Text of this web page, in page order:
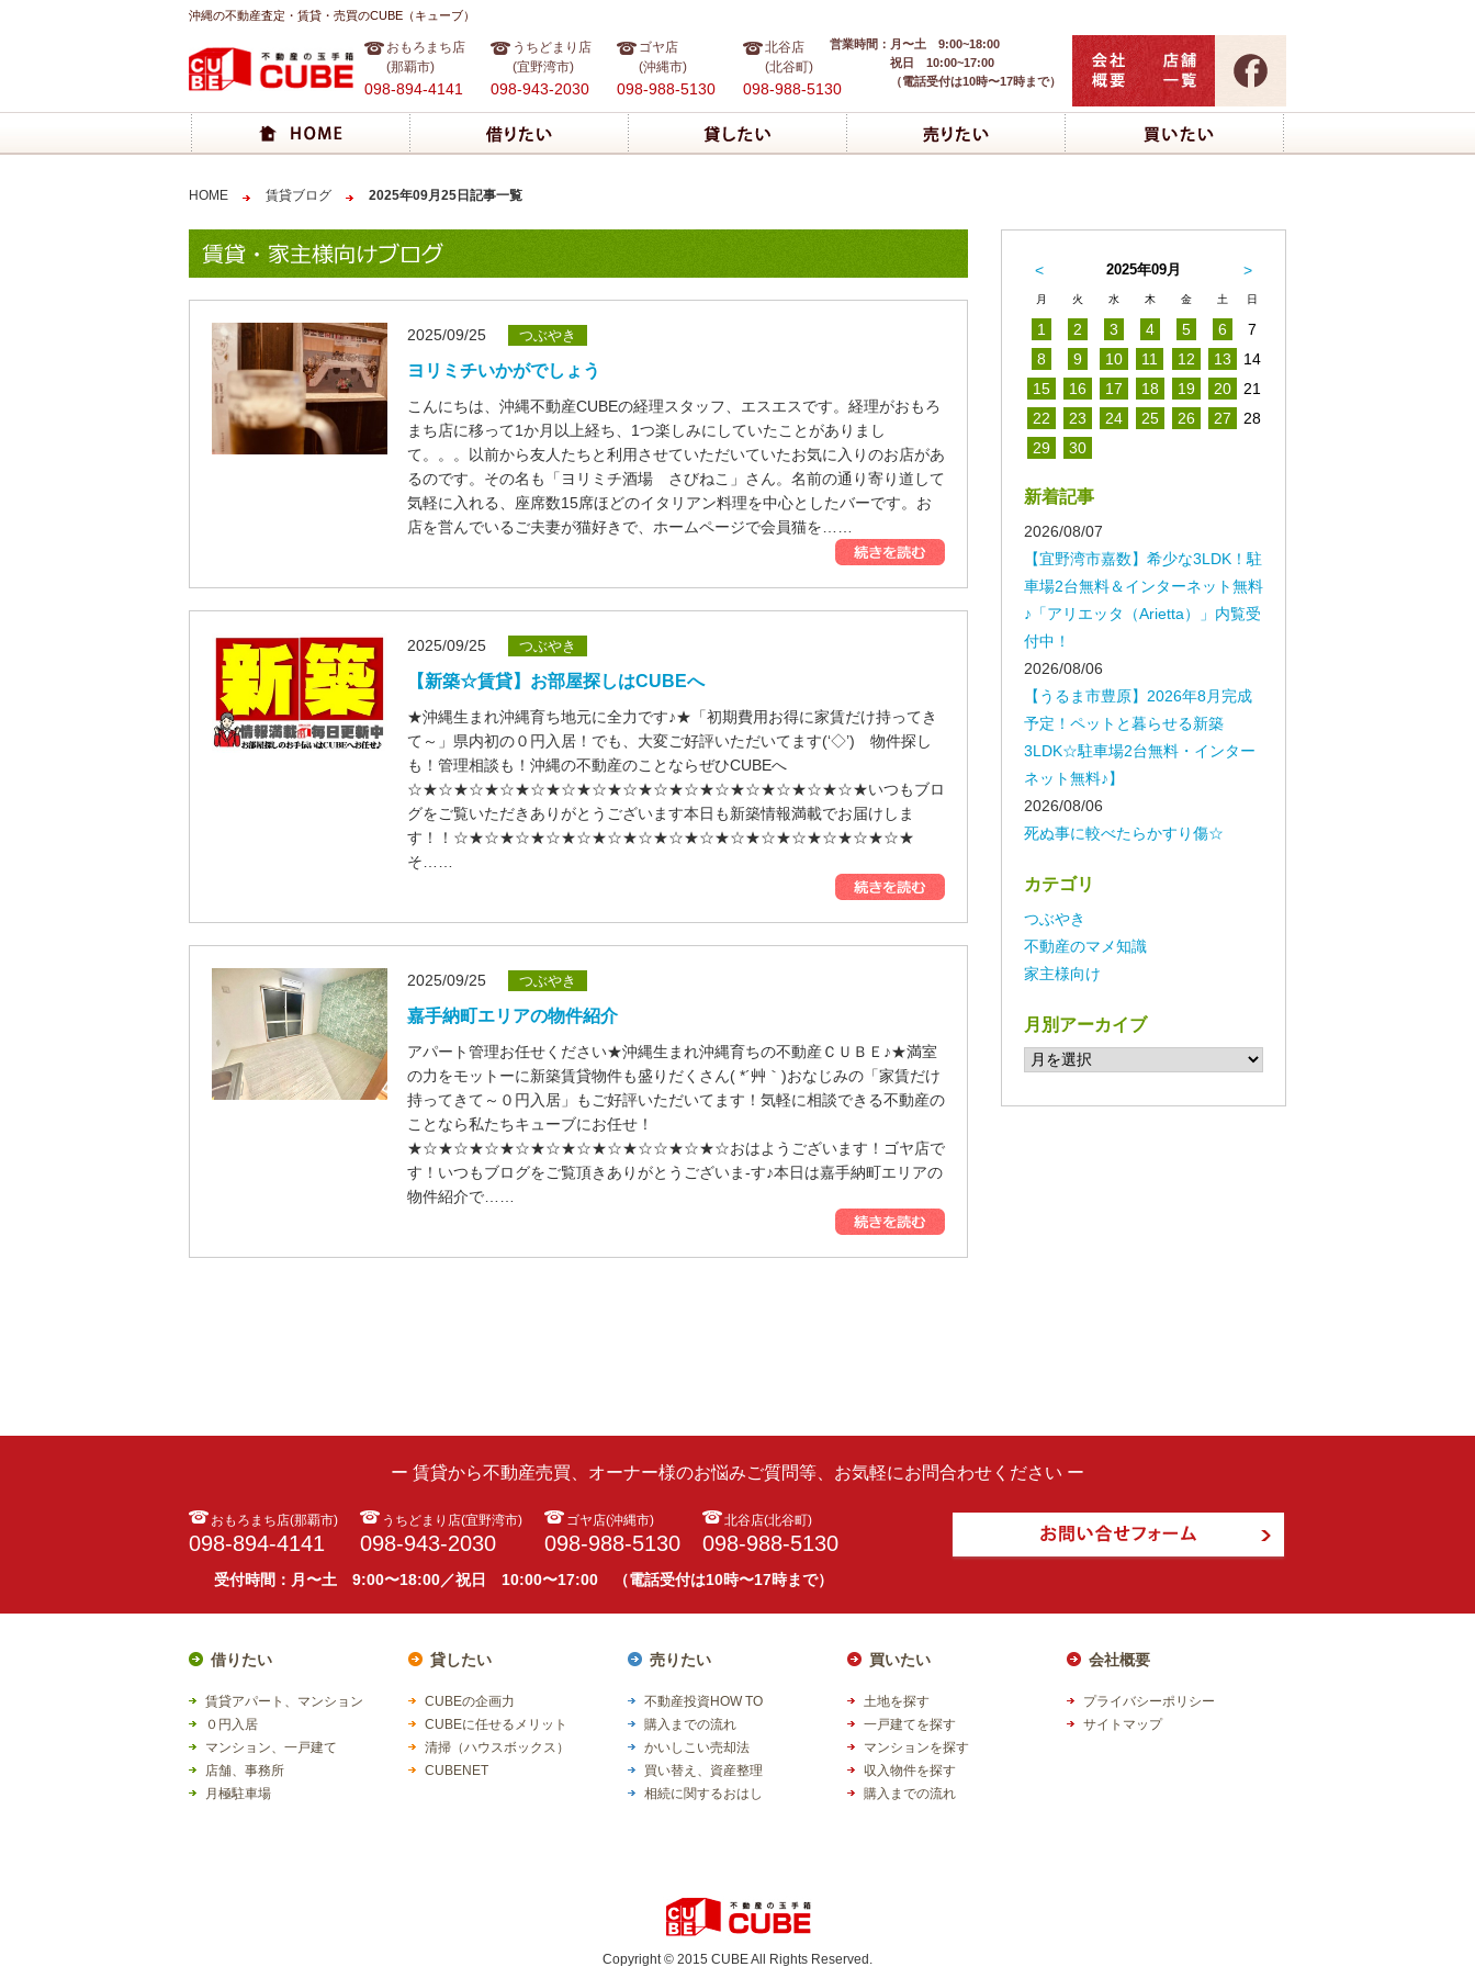
沖縄の不動産査定・賃貸・売買のCUBE（キューブ）
おもろまち店
(那覇市)
098-894-4141
うちどまり店
(宜野湾市)
098-943-2030
ゴヤ店
(沖縄市)
098-988-5130
北谷店
(北谷町)
098-988-5130
営業時間： 月〜土 9:00~18:00
祝日 10:00~17:00
（電話受付は10時〜17時まで）
HOME 賃貸ブログ 2025年09月25日記事一覧
2025/09/25 つぶやき
ヨリミチいかがでしょう
こんにちは、沖縄不動産CUBEの経理スタッフ、エスエスです。経理がおもろ
まち店に移って1か月以上経ち、1つ楽しみにしていたことがありまし
て。。。以前から友人たちと利用させていただいていたお気に入りのお店があ
るのです。その名も「ヨリミチ酒場 さびねこ」さん。名前の通り寄り道して
気軽に入れる、座席数15席ほどのイタリアン料理を中心としたバーです。お
店を営んでいるご夫妻が猫好きで、ホームページで会員猫を……
2025/09/25 つぶやき
【新築☆賃貸】お部屋探しはCUBEへ
★沖縄生まれ沖縄育ち地元に全力です♪★「初期費用お得に家賃だけ持ってき
て～」県内初の０円入居！でも、大変ご好評いただいてます(‘◇’)ゞ物件探し
も！管理相談も！沖縄の不動産のことならぜひCUBEへ
☆★☆★☆★☆★☆★☆★☆★☆★☆★☆★☆★☆★☆★☆★☆★いつもブロ
グをご覧いただきありがとうございます本日も新築情報満載でお届けしま
す！！☆★☆★☆★☆★☆★☆★☆★☆★☆★☆★☆★☆★☆★☆★☆★
そ……
2025/09/25 つぶやき
嘉手納町エリアの物件紹介
アパート管理お任せください★沖縄生まれ沖縄育ちの不動産ＣＵＢＥ♪★満室
の力をモットーに新築賃貸物件も盛りだくさん( *´艸｀)おなじみの「家賃だけ
持ってきて～０円入居」もご好評いただいてます！気軽に相談できる不動産の
ことなら私たちキューブにお任せ！
★☆★☆★☆★☆★☆★☆★☆★☆☆★☆★☆おはようございます！ゴヤ店で
す！いつもブログをご覧頂きありがとうございま-す♪本日は嘉手納町エリアの
物件紹介で……
2025年09月
月 火 水 木 金 土 日
1 2 3 4 5 6
7
8
9 10 11 12 13
14
15
16 17 18 19 20
21
22
23 24 25 26 27
28
29
30
< >
新着記事
2026/08/07
【宜野湾市嘉数】希少な3LDK！駐
車場2台無料＆インターネット無料
♪「アリエッタ（Arietta）」内覧受
付中！
2026/08/06
【うるま市豊原】2026年8月完成
予定！ペットと暮らせる新築
3LDK☆駐車場2台無料・インター
ネット無料♪】
2026/08/06
死ぬ事に較べたらかすり傷☆
カテゴリ
つぶやき
不動産のマメ知識
家主様向け
月別アーカイブ
ー 賃貸から不動産売買、オーナー様のお悩みご質問等、お気軽にお問合わせください ー
おもろまち店(那覇市)
098-894-4141
うちどまり店(宜野湾市)
098-943-2030
ゴヤ店(沖縄市)
098-988-5130
北谷店(北谷町)
098-988-5130
受付時間：月〜土 9:00〜18:00／祝日 10:00〜17:00 （電話受付は10時〜17時まで）
借りたい
賃貸アパート、マンション
０円入居
マンション、一戸建て
店舗、事務所
月極駐車場
貸したい
CUBEの企画力
CUBEに任せるメリット
清掃（ハウスボックス）
CUBENET
売りたい
不動産投資HOW TO
購入までの流れ
かいしこい売却法
買い替え、資産整理
相続に関するおはし
買いたい
土地を探す
一戸建てを探す
マンションを探す
収入物件を探す
購入までの流れ
会社概要
プライバシーポリシー
サイトマップ
Copyright © 2015 CUBE All Rights Reserved.